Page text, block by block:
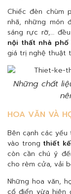
Chiếc đèn chùm
nhã, những món
sáng rực rỡ,…
nội thất nhà phố
giá trị nghệ thuật
Những chất
HOA VĂN VÀ
Bên cạnh các
vào trong thiết
còn cần chú ý
cho rèm cửa, vải
Những hoa văn,
cổ điển vừa hiện